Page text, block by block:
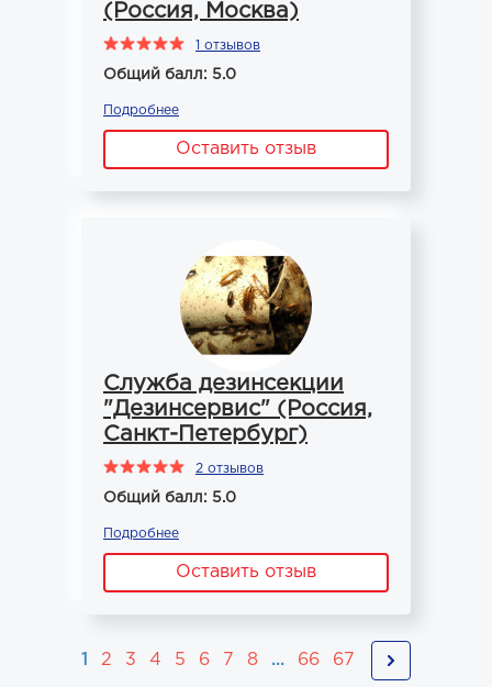
(Россия, Москва)
1 отзывов
Общий балл: 5.0
Подробнее
Оставить отзыв
Служба дезинсекции
"Дезинсервис" (Россия,
Санкт-Петербург)
2 отзывов
Общий балл: 5.0
Подробнее
Оставить отзыв
1 2 3 4 5 6 7 8 ... 66 67